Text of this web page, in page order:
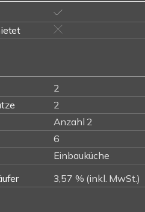
2
2
Anzahl 2
6
Einbauküche
3,57 % (inkl. MwSt.)